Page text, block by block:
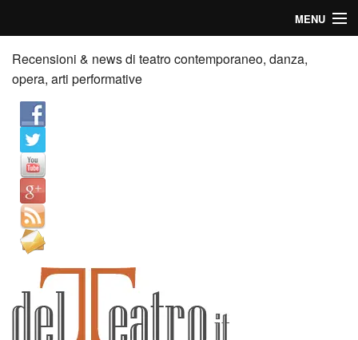
MENU
Home
Recensioni
Anticipazioni
News
Palazzi consiglia
Video
Chi siamo
Contatti
Recensioni & news di teatro contemporaneo, danza,
opera, arti performative